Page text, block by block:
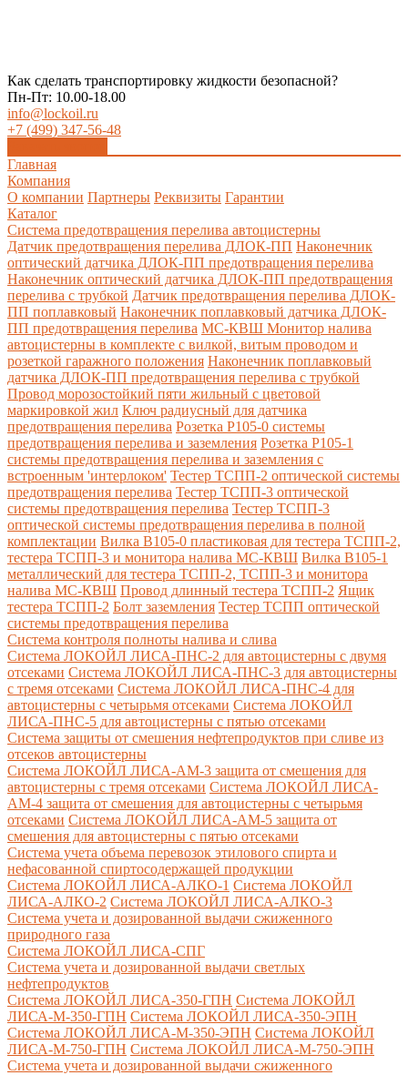
Как сделать транспортировку жидкости безопасной?
Пн-Пт: 10.00-18.00
info@lockoil.ru
+7 (499) 347-56-48
Главная
Компания
О компании Партнеры Реквизиты Гарантии
Каталог
Система предотвращения перелива автоцистерны
Датчик предотвращения перелива ДЛОК-ПП Наконечник
оптический датчика ДЛОК-ПП предотвращения перелива
Наконечник оптический датчика ДЛОК-ПП предотвращения
перелива с трубкой Датчик предотвращения перелива ДЛОК-
ПП поплавковый Наконечник поплавковый датчика ДЛОК-
ПП предотвращения перелива МС-КВШ Монитор налива
автоцистерны в комплекте с вилкой, витым проводом и
розеткой гаражного положения Наконечник поплавковый
датчика ДЛОК-ПП предотвращения перелива с трубкой
Провод морозостойкий пяти жильный с цветовой
маркировкой жил Ключ радиусный для датчика
предотвращения перелива Розетка Р105-0 системы
предотвращения перелива и заземления Розетка Р105-1
системы предотвращения перелива и заземления с
встроенным 'интерлоком' Тестер ТСПП-2 оптической системы
предотвращения перелива Тестер ТСПП-3 оптической
системы предотвращения перелива Тестер ТСПП-3
оптической системы предотвращения перелива в полной
комплектации Вилка В105-0 пластиковая для тестера ТСПП-2,
тестера ТСПП-3 и монитора налива МС-КВШ Вилка В105-1
металлический для тестера ТСПП-2, ТСПП-3 и монитора
налива МС-КВШ Провод длинный тестера ТСПП-2 Ящик
тестера ТСПП-2 Болт заземления Тестер ТСПП оптической
системы предотвращения перелива
Cистема контроля полноты налива и слива
Система ЛОКОЙЛ ЛИСА-ПНС-2 для автоцистерны с двумя
отсеками Система ЛОКОЙЛ ЛИСА-ПНС-3 для автоцистерны
с тремя отсеками Система ЛОКОЙЛ ЛИСА-ПНС-4 для
автоцистерны с четырьмя отсеками Система ЛОКОЙЛ
ЛИСА-ПНС-5 для автоцистерны с пятью отсеками
Система защиты от смешения нефтепродуктов при сливе из
отсеков автоцистерны
Система ЛОКОЙЛ ЛИСА-AM-3 защита от смешения для
автоцистерны с тремя отсеками Система ЛОКОЙЛ ЛИСА-
AM-4 защита от смешения для автоцистерны с четырьмя
отсеками Система ЛОКОЙЛ ЛИСА-AM-5 защита от
смешения для автоцистерны с пятью отсеками
Система учета объема перевозок этилового спирта и
нефасованной спиртосодержащей продукции
Система ЛОКОЙЛ ЛИСА-AЛКО-1 Система ЛОКОЙЛ
ЛИСА-АЛКО-2 Система ЛОКОЙЛ ЛИСА-АЛКО-3
Система учета и дозированной выдачи сжиженного
природного газа
Система ЛОКОЙЛ ЛИСА-СПГ
Система учета и дозированной выдачи светлых
нефтепродуктов
Система ЛОКОЙЛ ЛИСА-350-ГПН Система ЛОКОЙЛ
ЛИСА-М-350-ГПН Система ЛОКОЙЛ ЛИСА-350-ЭПН
Система ЛОКОЙЛ ЛИСА-М-350-ЭПН Система ЛОКОЙЛ
ЛИСА-М-750-ГПН Система ЛОКОЙЛ ЛИСА-М-750-ЭПН
Система учета и дозированной выдачи сжиженного